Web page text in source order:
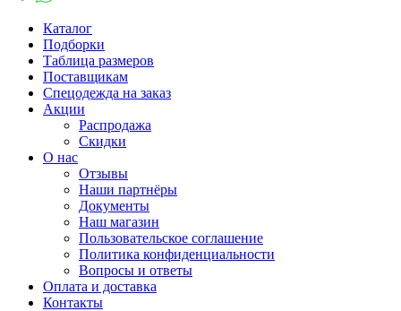
Каталог
Подборки
Таблица размеров
Поставщикам
Спецодежда на заказ
Акции
Распродажа
Скидки
О нас
Отзывы
Наши партнёры
Документы
Наш магазин
Пользовательское соглашение
Политика конфиденциальности
Вопросы и ответы
Оплата и доставка
Контакты